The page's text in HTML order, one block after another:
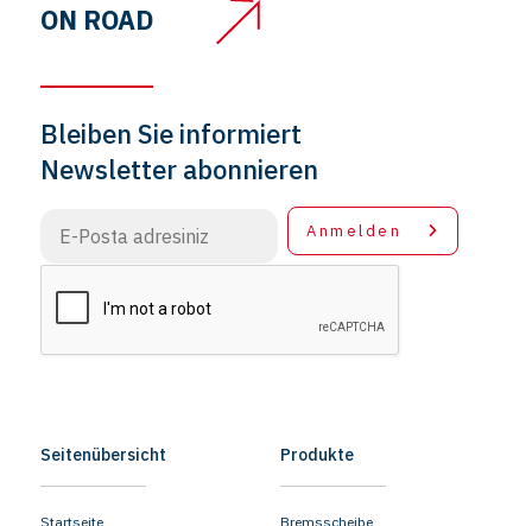
ON ROAD
Bleiben Sie informiert
Newsletter abonnieren
Anmelden
Seitenübersicht
Startseite
Produkte
Bremsscheibe